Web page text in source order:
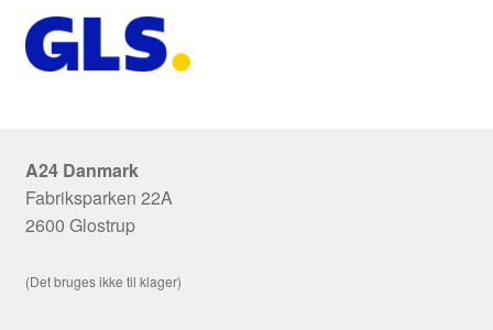
A24 Danmark
Fabriksparken 22A
2600 Glostrup
(Det bruges ikke til klager)